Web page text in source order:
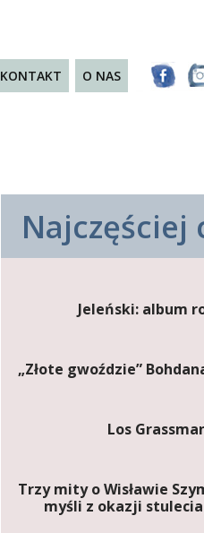
KONTAKT O NAS
Najczęściej
Jeleński: album
„Złote gwoździe”
Los
Trzy mity o Wisławie
myśli z okazji